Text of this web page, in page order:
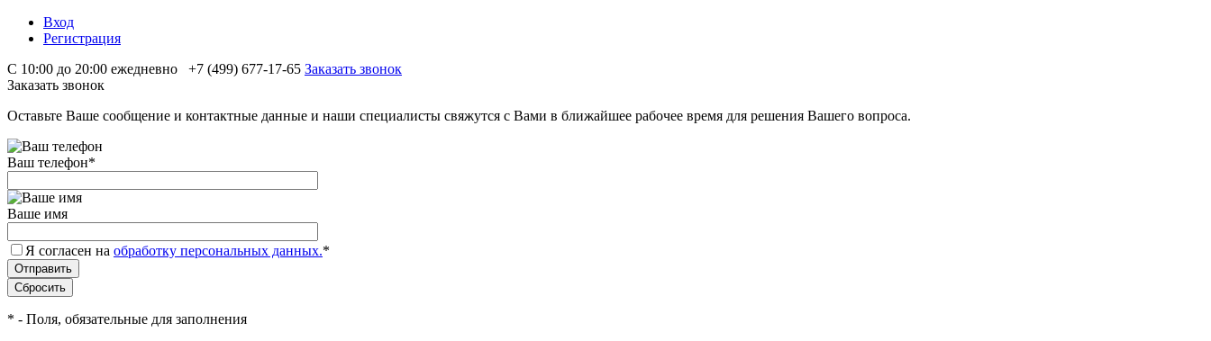
Вход
Регистрация
С 10:00 до 20:00 ежедневно
+7 (499) 677-17-65 Заказать звонок
Заказать звонок
Оставьте Ваше сообщение и контактные данные и наши специалисты свяжутся с Вами в ближайшее рабочее время для решения Вашего вопроса.
Ваш телефон*
Ваше имя
Я согласен на обработку персональных данных.*
* - Поля, обязательные для заполнения